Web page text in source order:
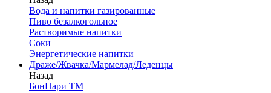
Вода и напитки газированные
Пиво безалкогольное
Растворимые напитки
Соки
Энергетические напитки
Драже/Жвачка/Мармелад/Леденцы
Назад
БонПари ТМ